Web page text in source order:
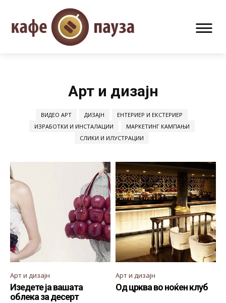
Арт и дизајн
ВИДЕО АРТ ДИЗАЈН
ЕНТЕРИЕР И ЕКСТЕРИЕР
ИЗРАБОТКИ И ИНСТАЛАЦИИ
МАРКЕТИНГ КАМПАЊИ
СЛИКИ И ИЛУСТРАЦИИ
Арт и дизајн
Изедете ја вашата
облека за десерт
Арт и дизајн
Од црква во ноќен клуб